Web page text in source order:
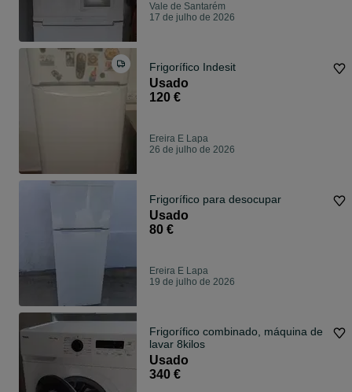
Vale de Santarém
17 de julho de 2026
Frigorífico Indesit
Usado
120 €
Ereira E Lapa
26 de julho de 2026
Frigorífico para desocupar
Usado
80 €
Ereira E Lapa
19 de julho de 2026
Frigorífico combinado, máquina de
lavar 8kilos
Usado
340 €